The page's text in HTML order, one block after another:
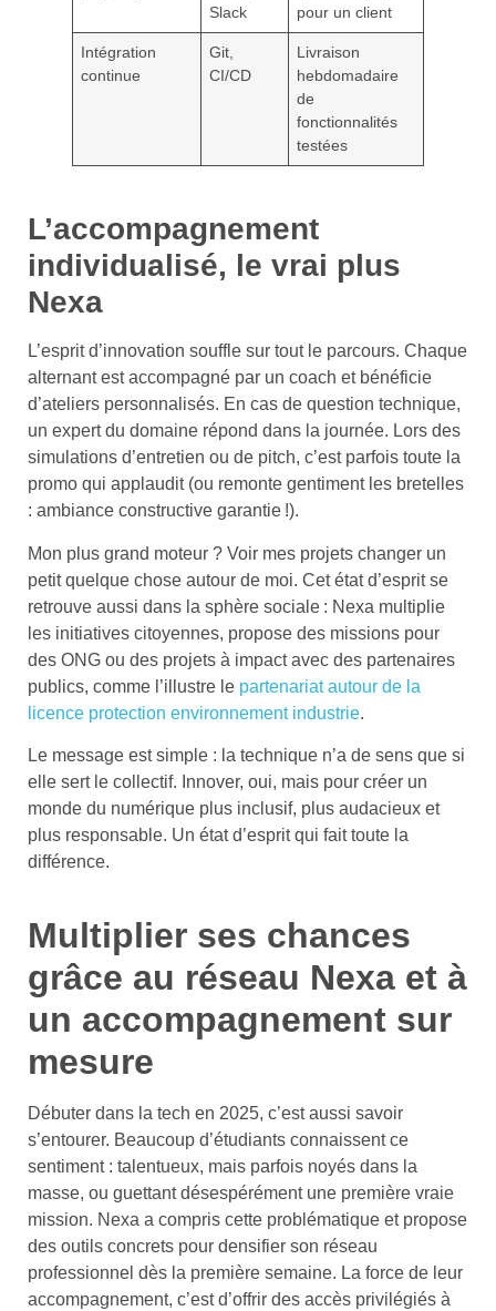
Slack
pour un client
Intégration
continue
Git,
CI/CD
Livraison
hebdomadaire
de
fonctionnalités
testées
L’accompagnement
individualisé, le vrai plus
Nexa
L’esprit d’innovation souffle sur tout le parcours. Chaque
alternant est accompagné par un coach et bénéficie
d’ateliers personnalisés. En cas de question technique,
un expert du domaine répond dans la journée. Lors des
simulations d’entretien ou de pitch, c’est parfois toute la
promo qui applaudit (ou remonte gentiment les bretelles
: ambiance constructive garantie !).
Mon plus grand moteur ? Voir mes projets changer un
petit quelque chose autour de moi. Cet état d’esprit se
retrouve aussi dans la sphère sociale : Nexa multiplie
les initiatives citoyennes, propose des missions pour
des ONG ou des projets à impact avec des partenaires
publics, comme l’illustre le partenariat autour de la
licence protection environnement industrie.
Le message est simple : la technique n’a de sens que si
elle sert le collectif. Innover, oui, mais pour créer un
monde du numérique plus inclusif, plus audacieux et
plus responsable. Un état d’esprit qui fait toute la
différence.
Multiplier ses chances
grâce au réseau Nexa et à
un accompagnement sur
mesure
Débuter dans la tech en 2025, c’est aussi savoir
s’entourer. Beaucoup d’étudiants connaissent ce
sentiment : talentueux, mais parfois noyés dans la
masse, ou guettant désespérément une première vraie
mission. Nexa a compris cette problématique et propose
des outils concrets pour densifier son réseau
professionnel dès la première semaine. La force de leur
accompagnement, c’est d’offrir des accès privilégiés à